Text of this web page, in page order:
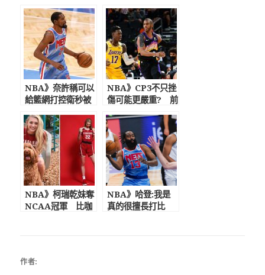
NBA》奈許稱可以
給籃網打控衛秒被
戰暫未知
NBA》CP3不只挫
傷可能更嚴重? 前
頭挫傷短期無法痊
癒
NBA》柯瑞乾妹奪
NCAA冠軍 比咖
NBA》哈登:我是
真的很擅長打比
作者: